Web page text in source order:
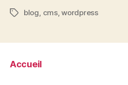
Tagsblog, cms,wordpress
Accueil